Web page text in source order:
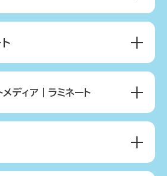
メディア｜ラミネート